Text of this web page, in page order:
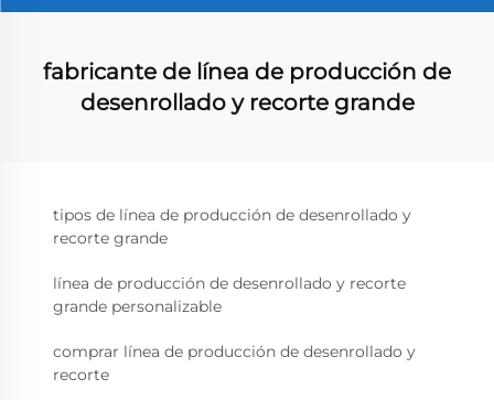
fabricante de línea de producción de
desenrollado y recorte grande
tipos de línea de producción de desenrollado y
recorte grande
línea de producción de desenrollado y recorte
grande personalizable
comprar línea de producción de desenrollado y
recorte